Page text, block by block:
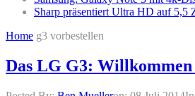
Sharp präsentiert Ultra HD auf 5,5
Home g3 vorbestellen
Das LG G3: